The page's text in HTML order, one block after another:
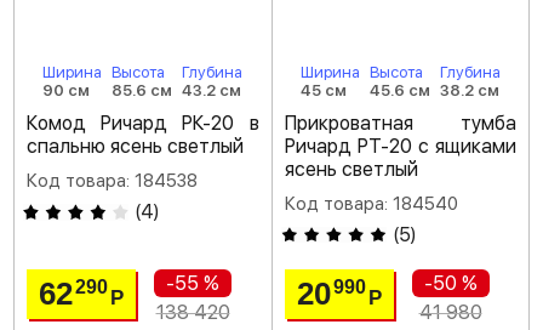
Ширина
90 см
Высота
85.6 см
Глубина
43.2 см
Комод Ричард РК-20 в
спальню ясень светлый
Код товара: 184538
(4)
62290Р
-55 %
138 420
Ширина
45 см
Высота
45.6 см
Глубина
38.2 см
Прикроватная тумба
Ричард РТ-20 с ящиками
ясень светлый
Код товара: 184540
(5)
20990 Р
-50 %
41 980